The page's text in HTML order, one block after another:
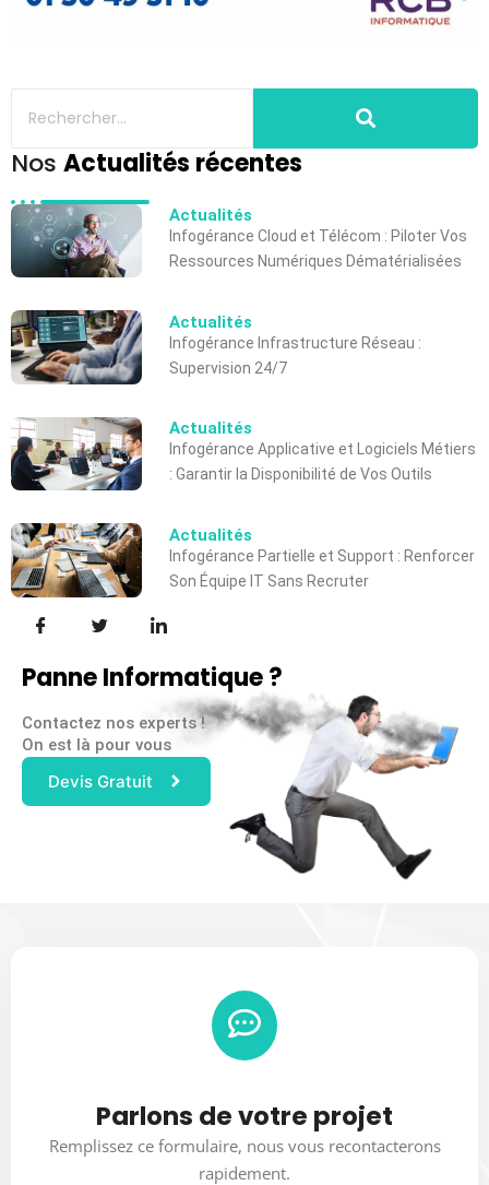
Nos Actualités récentes
Actualités
Infogérance Cloud et Télécom : Piloter Vos
Ressources Numériques Dématérialisées
Actualités
Infogérance Infrastructure Réseau :
Supervision 24/7
Actualités
Infogérance Applicative et Logiciels Métiers
: Garantir la Disponibilité de Vos Outils
Actualités
Infogérance Partielle et Support : Renforcer
Son Équipe IT Sans Recruter
Panne Informatique ?
Contactez nos experts !
On est là pour vous
Devis Gratuit
Parlons de votre projet
Remplissez ce formulaire, nous vous recontacterons
rapidement.